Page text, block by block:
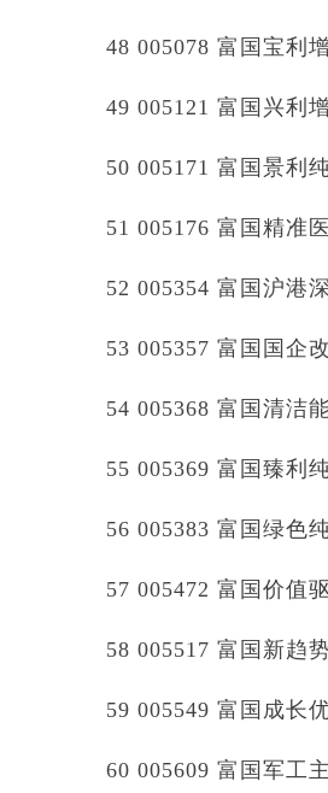
48 005078 富国宝利
49 005121 富国兴利
50 005171 富国景利
51 005176 富国精准
52 005354 富国沪港
53 005357 富国国企
54 005368 富国清洁
55 005369 富国臻利
56 005383 富国绿色
57 005472 富国价值
58 005517 富国新趋
59 005549 富国成长
60 005609 富国军工